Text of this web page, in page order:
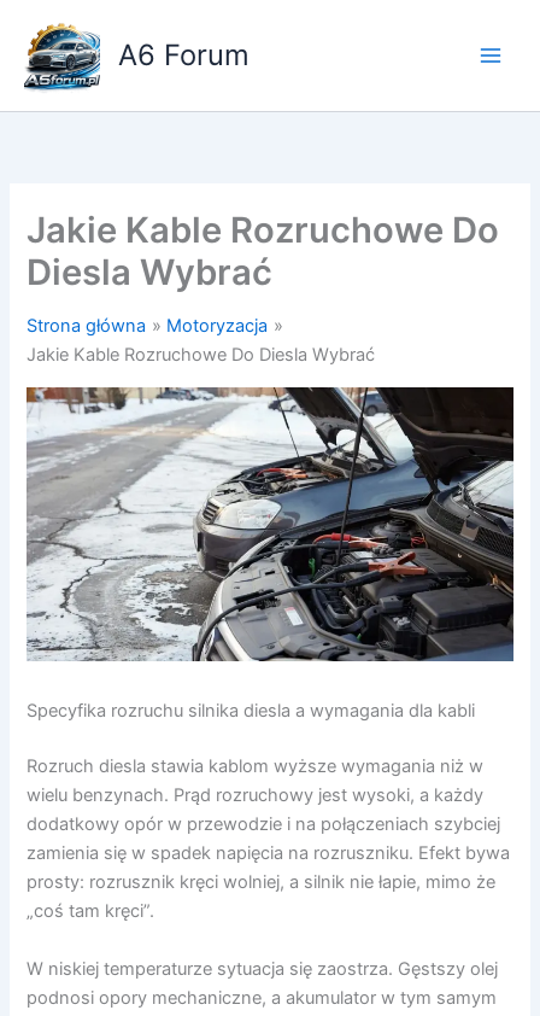
treści
A6 Forum
Jakie Kable Rozruchowe Do
Diesla Wybrać
Strona główna
Motoryzacja
Jakie Kable Rozruchowe Do Diesla Wybrać
Specyfika rozruchu silnika diesla a wymagania dla kabli
Rozruch diesla stawia kablom wyższe wymagania niż w
wielu benzynach. Prąd rozruchowy jest wysoki, a każdy
dodatkowy opór w przewodzie i na połączeniach szybciej
zamienia się w spadek napięcia na rozruszniku. Efekt bywa
prosty: rozrusznik kręci wolniej, a silnik nie łapie, mimo że
„coś tam kręci”.
W niskiej temperaturze sytuacja się zaostrza. Gęstszy olej
podnosi opory mechaniczne, a akumulator w tym samym